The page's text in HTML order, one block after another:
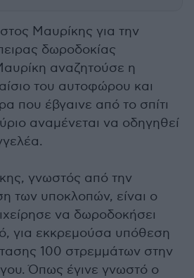
Μαυρίκης για την
δωροδοκίας
αναζητούσε η
του αυτοφώρου και
που έβγαινε από το σπίτι
αναμένεται να οδηγηθεί
γνωστός από την
των υποκλοπών, είναι ο
να δωροδοκήσει
για εκκρεμούσα υπόθεση
100 στρεμμάτων στην
Όπως έγινε γνωστό ο